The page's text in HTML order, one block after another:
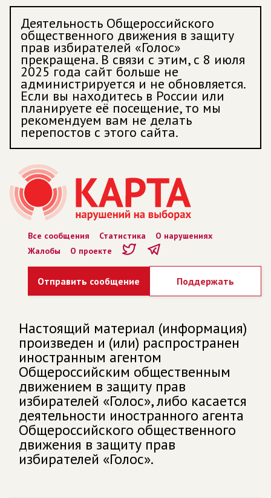
Деятельность Общероссийского
общественного движения в защиту
прав избирателей «Голос»
прекращена. В связи с этим, с 8 июля
2025 года сайт больше не
администрируется и не обновляется.
Если вы находитесь в России или
планируете её посещение, то мы
рекомендуем вам не делать
перепостов с этого сайта.
Все сообщения Статистика
О нарушениях
Жалобы
О проекте
Отправить сообщение Поддержать
Настоящий материал (информация)
произведен и (или) распространен
иностранным агентом
Общероссийским общественным
движением в защиту прав
избирателей «Голос», либо касается
деятельности иностранного агента
Общероссийского общественного
движения в защиту прав
избирателей «Голос».